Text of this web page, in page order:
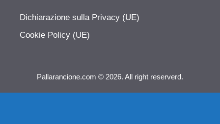
Dichiarazione sulla Privacy (UE)
Cookie Policy (UE)
Pallarancione.com © 2026. All right reserverd.